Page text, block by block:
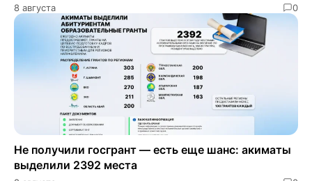
8 августа 0
Не получили госгрант — есть еще шанс: акиматы
выделили 2392 места